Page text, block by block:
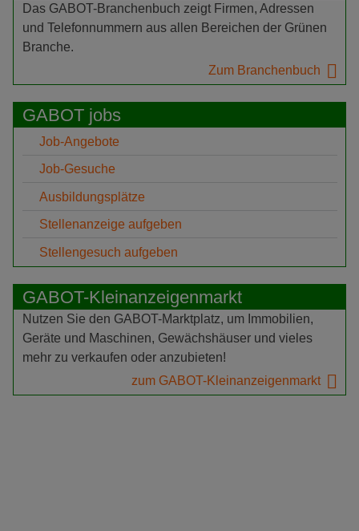
Das GABOT-Branchenbuch zeigt Firmen, Adressen
und Telefonnummern aus allen Bereichen der Grünen
Branche.
Zum Branchenbuch
GABOT jobs
Job-Angebote
Job-Gesuche
Ausbildungsplätze
Stellenanzeige aufgeben
Stellengesuch aufgeben
GABOT-Kleinanzeigenmarkt
Nutzen Sie den GABOT-Marktplatz, um Immobilien,
Geräte und Maschinen, Gewächshäuser und vieles
mehr zu verkaufen oder anzubieten!
zum GABOT-Kleinanzeigenmarkt